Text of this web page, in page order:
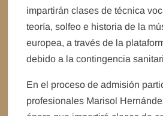
impartirán clases de técnica
teoría, solfeo e historia de la
europea, a través de la
debido a la contingencia
En el proceso de admisión
profesionales Marisol